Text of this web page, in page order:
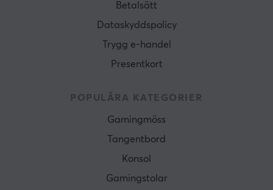
Betalsätt
Dataskyddspolicy
Trygg e-handel
Presentkort
POPULÄRA KATEGORIER
Gamingmöss
Tangentbord
Konsol
Gamingstolar